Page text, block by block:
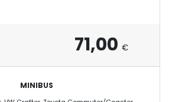
71,00 €
MINIBUS